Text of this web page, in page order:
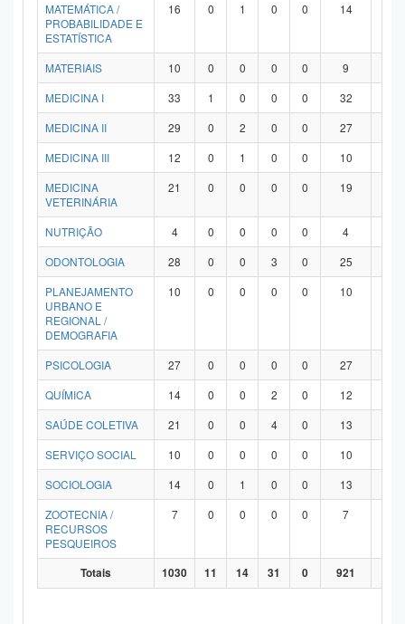
MATEMÁTICA /
PROBABILIDADE E
ESTATÍSTICA
16 0 1 0 0 14
MATERIAIS 10 0 0 0 0 9
MEDICINA I
33 1 0 0 0 32
MEDICINA II
29 0 2 0 0 27
MEDICINA III
12 0 1 0 0 10
MEDICINA
VETERINÁRIA
21 0 0 0 0 19
NUTRIÇÃO 4 0 0 0 0 4
ODONTOLOGIA
28 0 0 3 0 25
PLANEJAMENTO
URBANO E
REGIONAL /
DEMOGRAFIA
10 0 0 0 0 10
PSICOLOGIA 27 0 0 0 0 27
QUÍMICA
14 0 0 2 0 12
SAÚDE COLETIVA
21 0 0 4 0 13
SERVIÇO SOCIAL
10 0 0 0 0 10
SOCIOLOGIA
14 0 1 0 0 13
ZOOTECNIA /
RECURSOS
PESQUEIROS
7 0 0 0 0 7
Totais 1030 11 14 31 0 921